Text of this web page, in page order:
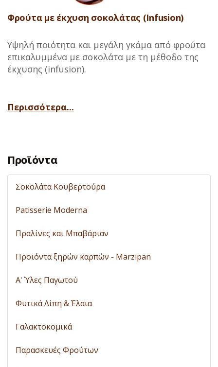
Φρούτα με έκχυση σοκολάτας (Infusion)
Υψηλή ποιότητα και μεγάλη γκάμα από φρούτα
επικαλυμμένα με σοκολάτα με τη μέθοδο της
έκχυσης (infusion).
Περισσότερα...
Προϊόντα
Σοκολάτα Κουβερτούρα
Patisserie Moderna
Πραλίνες και Μπαβάριαν
Προϊόντα ξηρών καρπών - Marzipan
A' Ύλες Παγωτού
Φυτικά Λίπη & Έλαια
Γαλακτοκομικά
Παρασκευές Φρούτων